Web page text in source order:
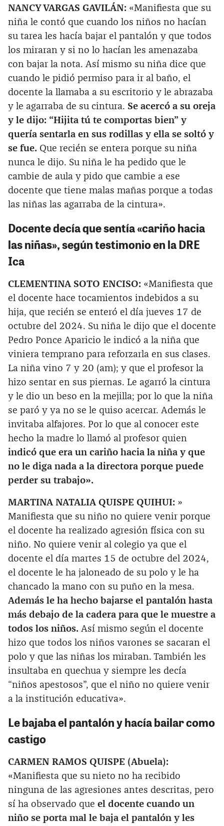
NANCY VARGAS GAVILÁN: «Manifiesta que su
niña le contó que cuando los niños no hacían
su tarea les hacía bajar el pantalón y que todos
los miraran y si no lo hacían les amenazaba
con bajar la nota. Así mismo su niña dice que
cuando le pidió permiso para ir al baño, el
docente la llamaba a su escritorio y le abrazaba
y le agarraba de su cintura. Se acercó a su oreja
y le dijo: “Hijita tú te comportas bien” y
quería sentarla en sus rodillas y ella se soltó y
se fue. Que recién se entera porque su niña
nunca le dijo. Su niña le ha pedido que le
cambie de aula y pido que cambie a ese
docente que tiene malas mañas porque a todas
las niñas las agarraba de la cintura».
Docente decía que sentía «cariño hacia
las niñas», según testimonio en la DRE
Ica
CLEMENTINA SOTO ENCISO: «Manifiesta que
el docente hace tocamientos indebidos a su
hija, que recién se enteró el día jueves 17 de
octubre del 2024. Su niña le dijo que el docente
Pedro Ponce Aparicio le indicó a la niña que
viniera temprano para reforzarla en sus clases.
La niña vino 7 y 20 (am); y que el profesor la
hizo sentar en sus piernas. Le agarró la cintura
y le dio un beso en la mejilla; por lo que la niña
se paró y ya no se le quiso acercar. Además le
invitaba alfajores. Por lo que al conocer este
hecho la madre lo llamó al profesor quien
indicó que era un cariño hacia la niña y que
no le diga nada a la directora porque puede
perder su trabajo».
MARTINA NATALIA QUISPE QUIHUI: »
Manifiesta que su niño no quiere venir porque
el docente ha realizado agresión física con su
niño. No quiere venir al colegio ya que el
docente el día martes 15 de octubre del 2024,
el docente le ha jaloneado de su polo y le ha
chancado la mano con su puño en la mesa.
Además le ha hecho bajarse el pantalón hasta
más debajo de la cadera para que le muestre a
todos los niños. Así mismo según el docente
hizo que todos los niños varones se sacaran el
polo y que las niñas los miraban. También les
insultaba en quechua y siempre les decía
“niños apestosos”, que el niño no quiere venir
a la institución educativa».
Le bajaba el pantalón y hacía bailar como
castigo
CARMEN RAMOS QUISPE (Abuela):
«Manifiesta que su nieto no ha recibido
ninguna de las agresiones antes descritas, pero
sí ha observado que el docente cuando un
niño se porta mal le baja el pantalón y les